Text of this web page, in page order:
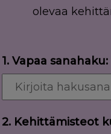
olevaa
1. Vapaa sanahaku:
2. Kehittämisteot